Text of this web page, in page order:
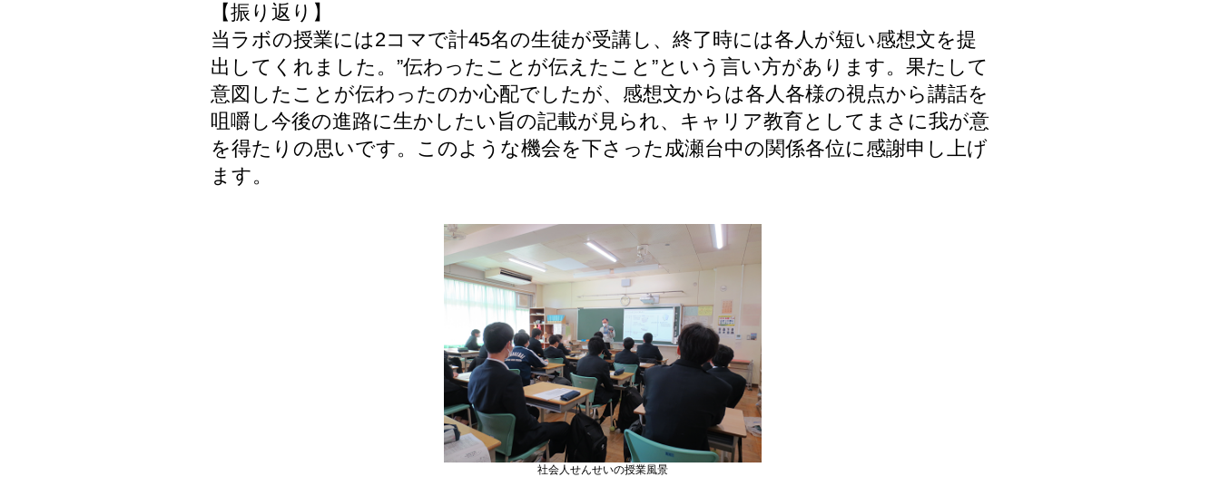
【振り返り】
当ラボの授業には2コマで計45名の生徒が受講し、終了時には各人が短い感想文を提
出してくれました。”伝わったことが伝えたこと”という言い方があります。果たして
意図したことが伝わったのか心配でしたが、感想文からは各人各様の視点から講話を
咀嚼し今後の進路に生かしたい旨の記載が見られ、キャリア教育としてまさに我が意
を得たりの思いです。このような機会を下さった成瀬台中の関係各位に感謝申し上げ
ます。
社会人せんせいの授業風景